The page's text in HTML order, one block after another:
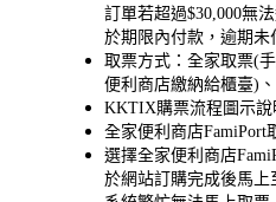
訂單若超過$30,000無
於期限內付款，逾期未
取票方式：全家取票(
便利商店繳納給櫃臺)
KKTIX購票流程圖示說
全家便利商店FamiPort
選擇全家便利商店
於網站訂購完成後馬上